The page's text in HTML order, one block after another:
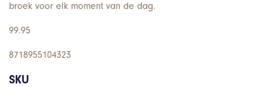
broek voor elk moment van de dag.
99.95
8718955104323
SKU